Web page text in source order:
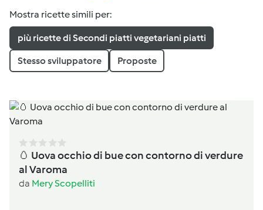
Mostra ricette simili per:
più ricette di Secondi piatti vegetariani piatti
Stesso sviluppatore Proposte
🥚 Uova occhio di bue con contorno di verdure
al Varoma
da Mery Scopelliti